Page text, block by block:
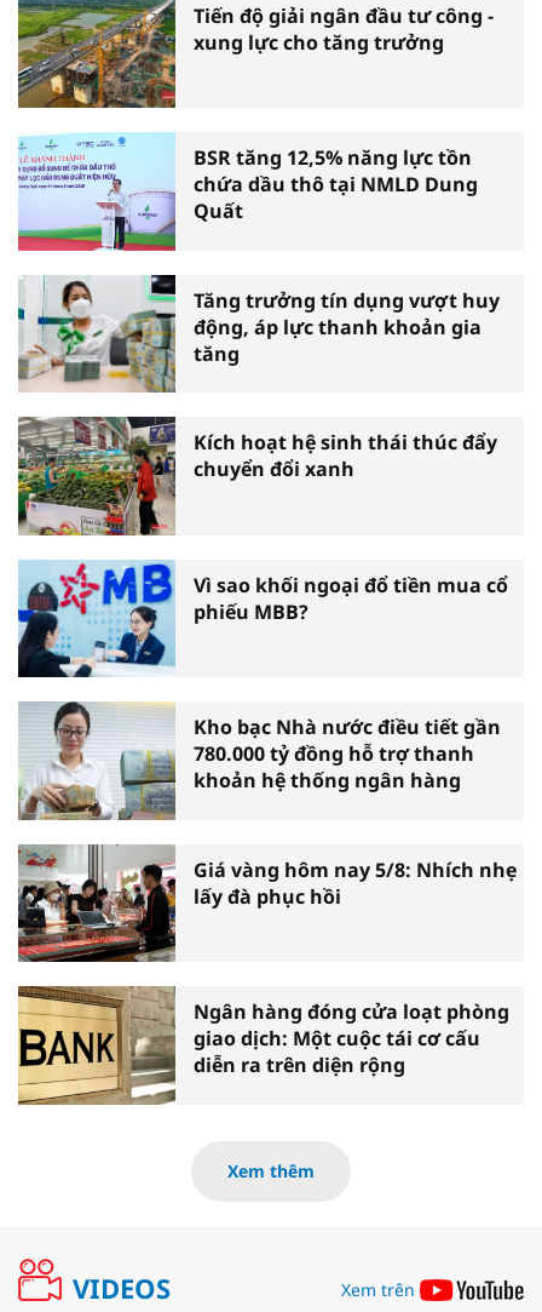
Tiến độ giải ngân đầu tư công -
xung lực cho tăng trưởng
BSR tăng 12,5% năng lực tồn
chứa dầu thô tại NMLD Dung
Quất
Tăng trưởng tín dụng vượt huy
động, áp lực thanh khoản gia
tăng
Kích hoạt hệ sinh thái thúc đẩy
chuyển đổi xanh
Vì sao khối ngoại đổ tiền mua cổ
phiếu MBB?
Kho bạc Nhà nước điều tiết gần
780.000 tỷ đồng hỗ trợ thanh
khoản hệ thống ngân hàng
Giá vàng hôm nay 5/8: Nhích nhẹ
lấy đà phục hồi
Ngân hàng đóng cửa loạt phòng
giao dịch: Một cuộc tái cơ cấu
diễn ra trên diện rộng
Xem thêm
VIDEOS Xem trên